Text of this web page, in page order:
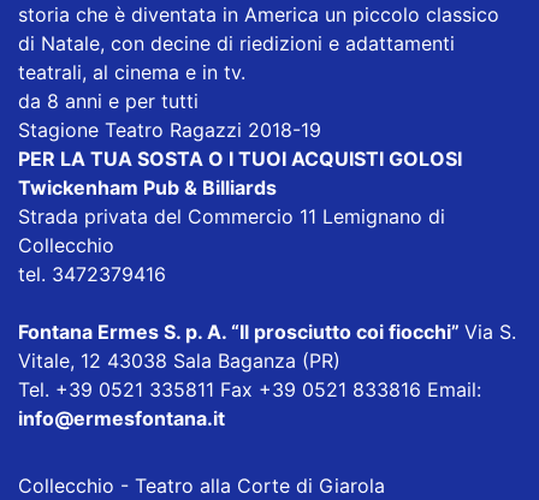
storia che è diventata in America un piccolo classico
di Natale, con decine di riedizioni e adattamenti
teatrali, al cinema e in tv.
da 8 anni e per tutti
Stagione Teatro Ragazzi 2018-19
PER LA TUA SOSTA O I TUOI ACQUISTI GOLOSI
Twickenham Pub & Billiards
Strada privata del Commercio 11 Lemignano di
Collecchio
tel. 3472379416
Fontana Ermes S. p. A. “Il prosciutto coi fiocchi” Via S.
Vitale, 12 43038 Sala Baganza (PR)
Tel. +39 0521 335811 Fax +39 0521 833816 Email:
info@ermesfontana.it
Collecchio - Teatro alla Corte di Giarola